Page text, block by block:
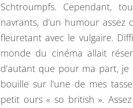
Schtroumpfs. Cependant,
navrants, d’un humour
fleuretant avec le vulgaire.
monde du cinéma allait
d’autant que pour ma part, je
bouille sur l’une de mes
petit ours « so british ».